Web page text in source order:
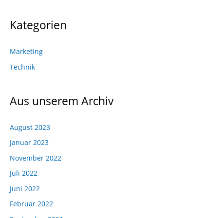
Kategorien
Marketing
Technik
Aus unserem Archiv
August 2023
Januar 2023
November 2022
Juli 2022
Juni 2022
Februar 2022